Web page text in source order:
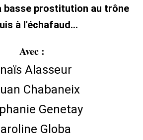
basse prostitution au trône
à l'échafaud...
Avec :
Alasseur
Chabaneix
Genetay
Globa